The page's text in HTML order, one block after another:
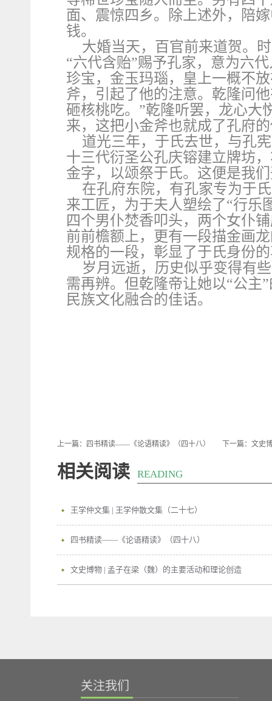
面、震惊四乡。除上述外，陪
钱。
大婚当天，百官前来道贺。
“六代含贻”赐予孔家，意为六
珍宝，金玉玛瑙，皇上一概不
斧，引起了他的注意。乾隆问
砸核桃吃。”乾隆听罢，龙心大
来，这把小金斧也就成了孔府
道光三年，于氏去世，与孔
十三代衍圣公孔庆镕建立牌坊
金字，以颂祭于氏。这便是我
在孔府东院，有孔家专为于
来工匠，为于夫人塑绘了“行乐
四个男仆焚香叩头，两个女仆
前前檐额上，更有一段描金画
规格的一段，彰显了于氏身份
岁月远逝，历史似乎变得有
需再辨。但乾隆帝让她以“公主
民族文化融合的佳话。
上一篇： 四书精读——《论语精读》（四十八） 下一篇： 文史
相关阅读 READING
王学仲文集 | 王学仲散文集（二十七）
四书精读——《论语精读》（四十八）
文史博物 | 孟子在梁（魏）的主要活动和理论创造
关注我们